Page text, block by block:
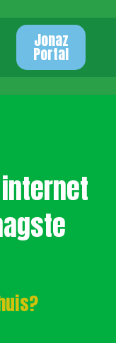
Jonaz
Portal